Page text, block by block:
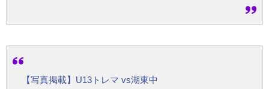
【写真掲載】U13トレマ vs湖東中